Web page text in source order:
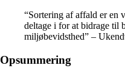
“Sortering af affald er en
deltage i for at bidrage til
miljøbevidsthed” –
Opsummering